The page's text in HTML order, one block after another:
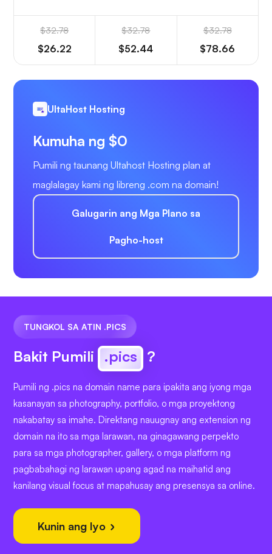
$32.78
$26.22
$32.78
$52.44
$32.78
$78.66
UltaHost Hosting
Kumuha ng $0
Pumili ng taunang Ultahost Hosting plan at
maglalagay kami ng libreng .com na domain!
Galugarin ang Mga Plano sa
Pagho-host
TUNGKOL SA ATIN .PICS
Bakit Pumili .pics ?
Pumili ng .pics na domain name para ipakita ang iyong mga
kasanayan sa photography, portfolio, o mga proyektong
nakabatay sa imahe. Direktang nauugnay ang extension ng
domain na ito sa mga larawan, na ginagawang perpekto
para sa mga photographer, gallery, o mga platform ng
pagbabahagi ng larawan upang agad na maihatid ang
kanilang visual focus at mapahusay ang presensya sa online.
Kunin ang Iyo